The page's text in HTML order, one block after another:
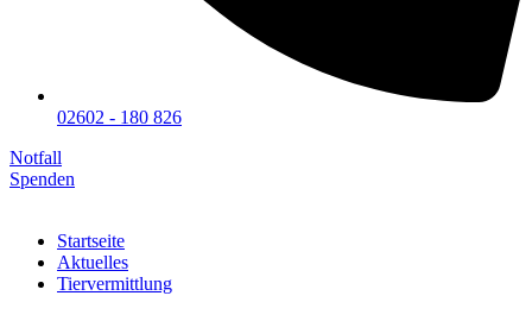
02602 - 180 826
Notfall
Spenden
Startseite
Aktuelles
Tiervermittlung